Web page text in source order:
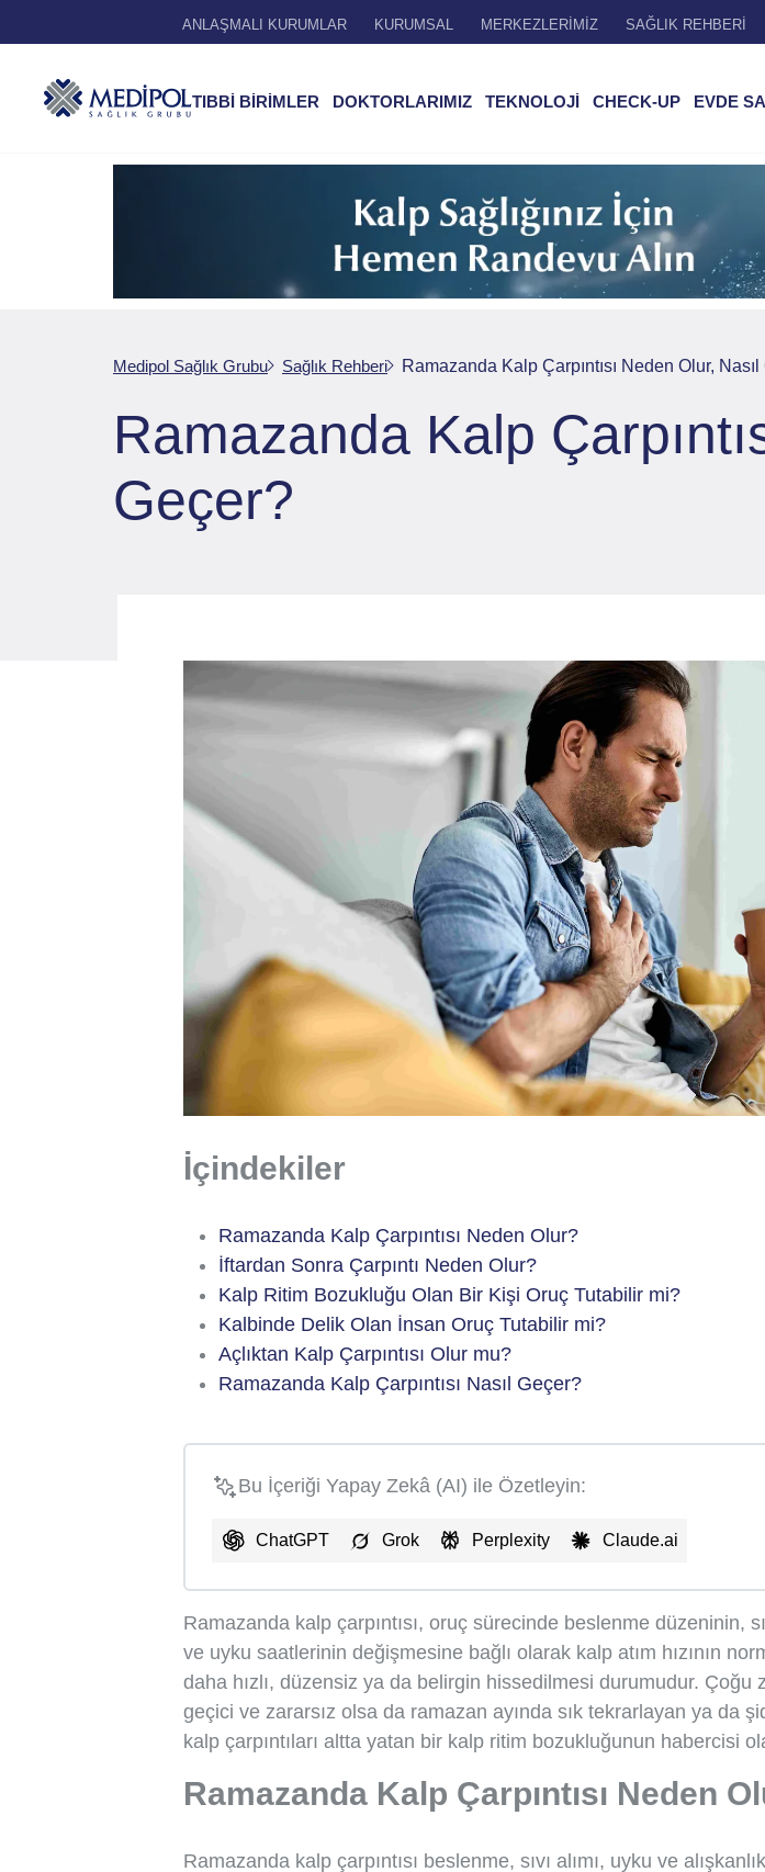
ANLAŞMALI KURUMLAR KURUMSAL MERKEZLERİMİZ SAĞLIK REHBERİ
TIBBİ BİRİMLER DOKTORLARIMIZ TEKNOLOJİ CHECK-UP EVDE
Medipol Sağlık Grubu Sağlık Rehberi Ramazanda Kalp Çarpıntısı Neden Olur,
Ramazanda Kalp
Geçer?
İçindekiler
Ramazanda Kalp Çarpıntısı Neden Olur?
İftardan Sonra Çarpıntı Neden Olur?
Kalp Ritim Bozukluğu Olan Bir Kişi Oruç Tutabilir mi?
Kalbinde Delik Olan İnsan Oruç Tutabilir mi?
Açlıktan Kalp Çarpıntısı Olur mu?
Ramazanda Kalp Çarpıntısı Nasıl Geçer?
Bu İçeriği Yapay Zekâ (AI) ile Özetleyin:
ChatGPT Grok Perplexity Claude.ai
Ramazanda kalp çarpıntısı, oruç sürecinde beslenme düzeninin,
ve uyku saatlerinin değişmesine bağlı olarak kalp atım hızının
daha hızlı, düzensiz ya da belirgin hissedilmesi durumudur. Çoğu
geçici ve zararsız olsa da ramazan ayında sık tekrarlayan ya da
kalp çarpıntıları altta yatan bir kalp ritim bozukluğunun habercisi
Ramazanda Kalp Çarpıntısı Neden
Ramazanda kalp çarpıntısı beslenme, sıvı alımı, uyku ve